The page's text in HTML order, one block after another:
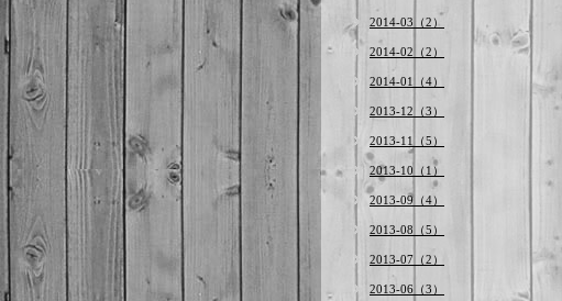
2014-03（2）
2014-02（2）
2014-01（4）
2013-12（3）
2013-11（5）
2013-10（1）
2013-09（4）
2013-08（5）
2013-07（2）
2013-06（3）